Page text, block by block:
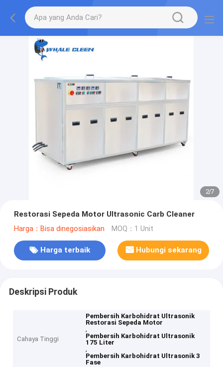
2/7
Restorasi Sepeda Motor Ultrasonic Carb Cleaner
Harga：Bisa dinegosiasikan MOQ：1 Unit
Harga terbaik Hubungi sekarang
Deskripsi Produk
Cahaya Tinggi
Pembersih Karbohidrat Ultrasonik
Restorasi Sepeda Motor
,
Pembersih Karbohidrat Ultrasonik
175 Liter
,
Pembersih Karbohidrat Ultrasonik 3
Fase